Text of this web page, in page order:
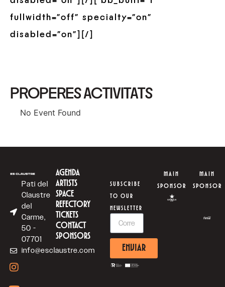
fullwidth=”off” specialty=”on”
disabled=”on”][/]
PROPERES ACTIVITATS
No Event Found
Pati del
Claustre
del
Carme,
50 -
07701
info@esclaustre.com
AGENDA
ARTISTS
SPACE
REFECTORY
TICKETS
CONTACT
SPONSORS
SUBSCRIBE
TO OUR
NEWSLETTER
ENVIAR
MAIN
SPONSOR
MAIN
SPONSOR